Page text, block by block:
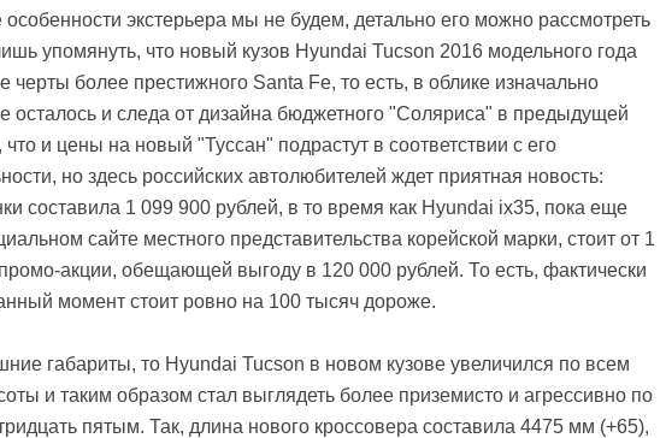
экстерьера мы не будем, детально его можно рассмотреть
упомянуть, что новый кузов Hyundai Tucson 2016 модельного года
черты более престижного Santa Fe, то есть, в облике изначально
осталось и следа от дизайна бюджетного "Соляриса" в предыдущей
и цены на новый "Туссан" подрастут в соответствии с его
но здесь российских автолюбителей ждет приятная новость:
составила 1 099 900 рублей, в то время как Hyundai ix35, пока еще
сайте местного представительства корейской марки, стоит от 1
акции, обещающей выгоду в 120 000 рублей. То есть, фактически
момент стоит ровно на 100 тысяч дороже.
габариты, то Hyundai Tucson в новом кузове увеличился по всем
и таким образом стал выглядеть более приземисто и агрессивно по
пятым. Так, длина нового кроссовера составила 4475 мм (+65),